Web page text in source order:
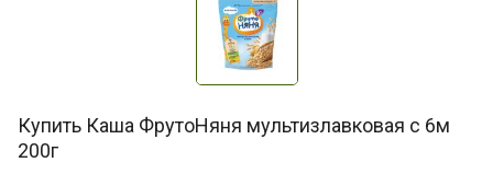
Купить Каша ФрутоНяня мультизлавковая с 6м
200г